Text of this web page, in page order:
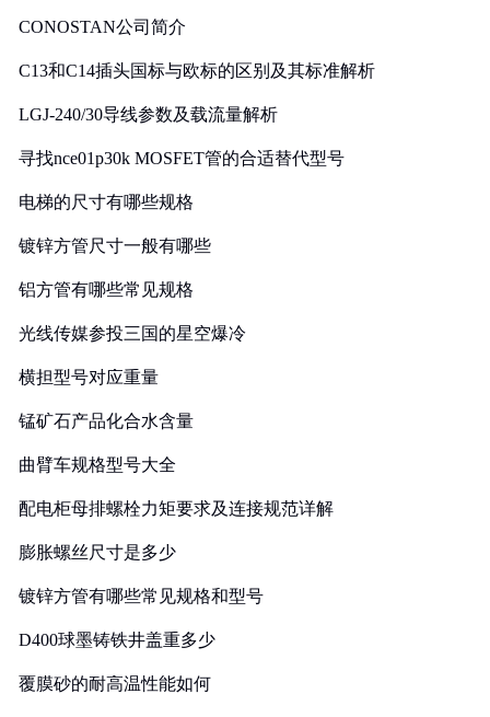
CONOSTAN公司简介
C13和C14插头国标与欧标的区别及其标准解析
LGJ-240/30导线参数及载流量解析
寻找nce01p30k MOSFET管的合适替代型号
电梯的尺寸有哪些规格
镀锌方管尺寸一般有哪些
铝方管有哪些常见规格
光线传媒参投三国的星空爆冷
横担型号对应重量
锰矿石产品化合水含量
曲臂车规格型号大全
配电柜母排螺栓力矩要求及连接规范详解
膨胀螺丝尺寸是多少
镀锌方管有哪些常见规格和型号
D400球墨铸铁井盖重多少
覆膜砂的耐高温性能如何